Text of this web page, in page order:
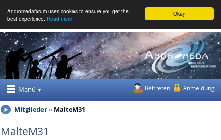
Okay
Andromedaforum uses cookies to ensure you get the
best experience. Read more
Menü Beitreten Anmeldung
Mitglieder MalteM31
MalteM31